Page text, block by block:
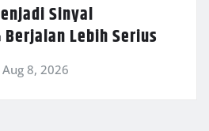
Sinyal
Berjalan Lebih Serius
Aug 8, 2026